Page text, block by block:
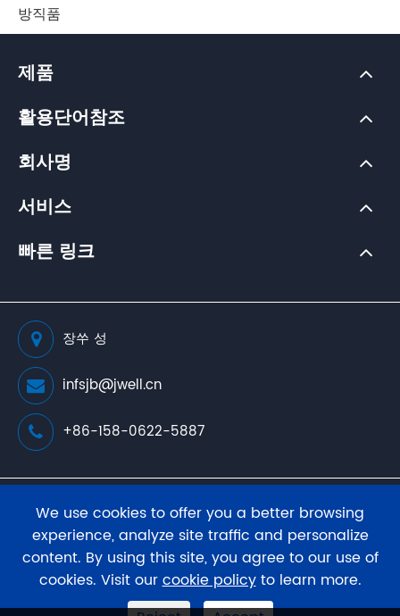
방직품
제품
활용단어참조
회사명
서비스
빠른 링크
장쑤 성
infsjb@jwell.cn
+86-158-0622-5887
저작권 소유(JWELL Extrusion Machinery Co., Ltd.판
권 소유.
사이트 맵 프라이버시 정책
We use cookies to offer you a better browsing
experience, analyze site traffic and personalize
content. By using this site, you agree to our use of
cookies. Visit ourcookie policyto learn more.